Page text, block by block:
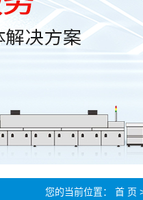
您的当前位置： 首 页